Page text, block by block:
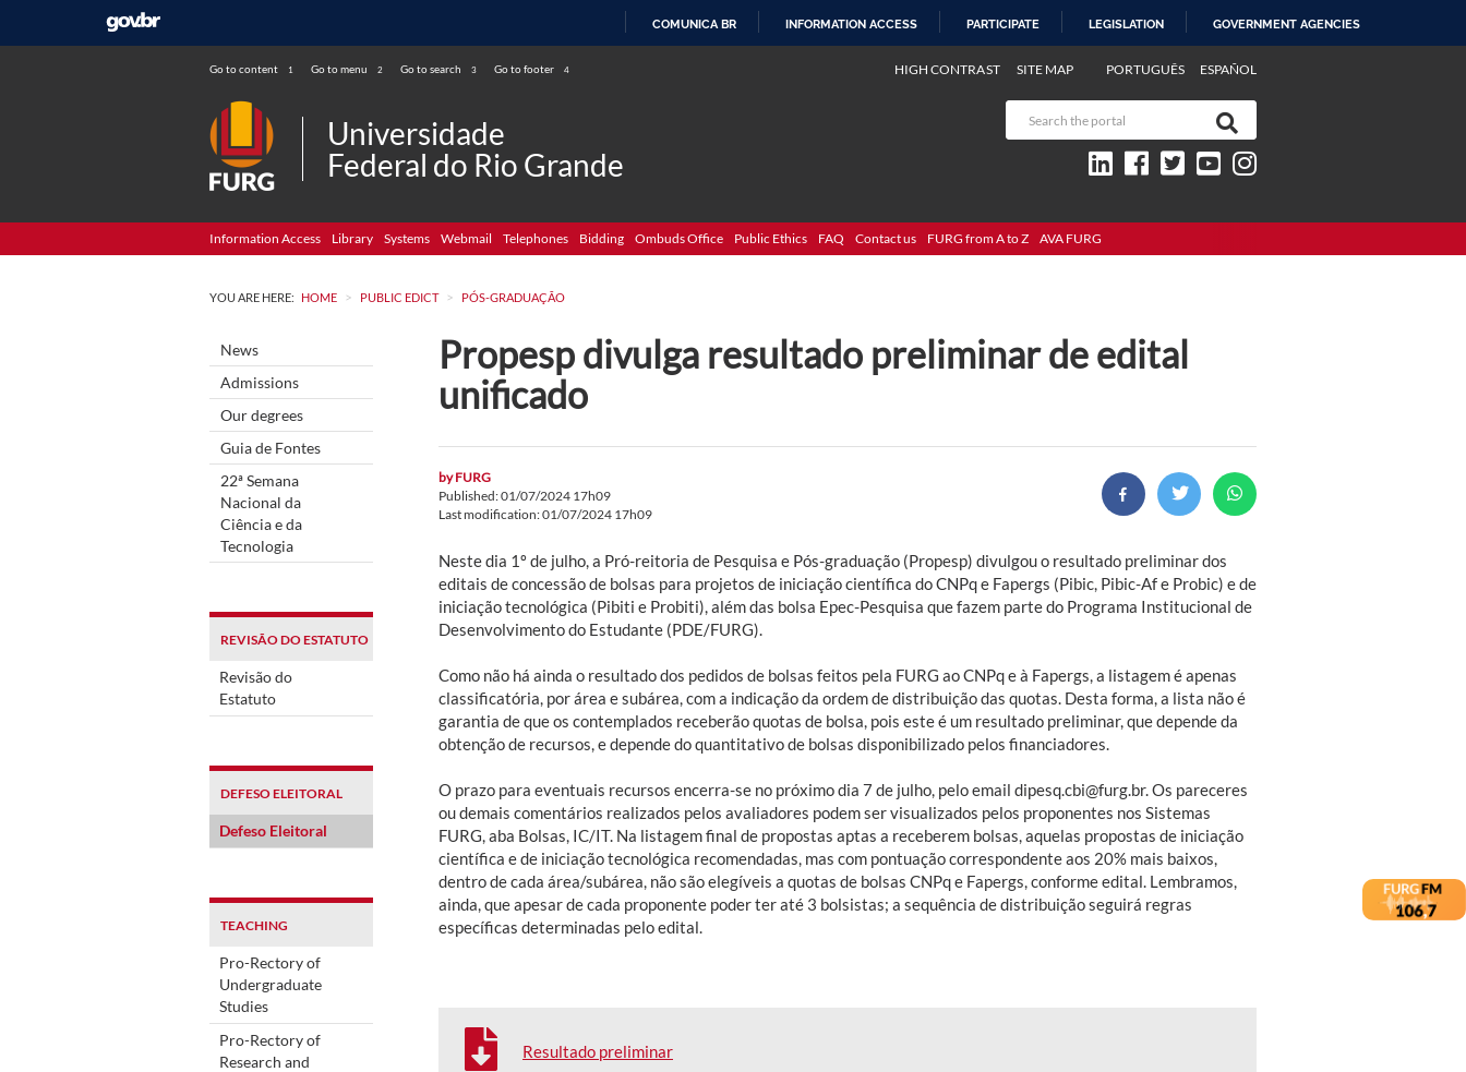
COMUNICA BR INFORMATION ACCESS PARTICIPATE LEGISLATION GOVERNMENT AGENCIES
Go to content 1 Go to menu 2 Go to search 3 Go to footer 4 PORTUGUÊS ESPAÑOL
HIGH CONTRAST SITE MAP
Universidade
Federal do Rio Grande
Information Access Library Systems Webmail Telephones Bidding Ombuds Office Public Ethics FAQ Contact us FURG from A to Z AVA FURG
YOU ARE HERE: HOME > PUBLIC EDICT > PÓS-GRADUAÇÃO
News
Admissions
Our degrees
Guia de Fontes
22ª Semana
Nacional da
Ciência e da
Tecnologia
REVISÃO DO ESTATUTO
Revisão do
Estatuto
DEFESO ELEITORAL
Defeso Eleitoral
TEACHING
Pro-Rectory of
Undergraduate
Studies
Pro-Rectory of
Research and
Propesp divulga resultado preliminar de edital
unificado
byFURG
Published: 01/07/2024 17h09
Last modification: 01/07/2024 17h09
Neste dia 1º de julho, a Pró-reitoria de Pesquisa e Pós-graduação (Propesp) divulgou o resultado preliminar dos
editais de concessão de bolsas para projetos de iniciação científica do CNPq e Fapergs (Pibic, Pibic-Af e Probic) e de
iniciação tecnológica (Pibiti e Probiti), além das bolsa Epec-Pesquisa que fazem parte do Programa Institucional de
Desenvolvimento do Estudante (PDE/FURG).
Como não há ainda o resultado dos pedidos de bolsas feitos pela FURG ao CNPq e à Fapergs, a listagem é apenas
classificatória, por área e subárea, com a indicação da ordem de distribuição das quotas. Desta forma, a lista não é
garantia de que os contemplados receberão quotas de bolsa, pois este é um resultado preliminar, que depende da
obtenção de recursos, e depende do quantitativo de bolsas disponibilizado pelos financiadores.
O prazo para eventuais recursos encerra-se no próximo dia 7 de julho, pelo email dipesq.cbi@furg.br. Os pareceres
ou demais comentários realizados pelos avaliadores podem ser visualizados pelos proponentes nos Sistemas
FURG, aba Bolsas, IC/IT. Na listagem final de propostas aptas a receberem bolsas, aquelas propostas de iniciação
científica e de iniciação tecnológica recomendadas, mas com pontuação correspondente aos 20% mais baixos,
dentro de cada área/subárea, não são elegíveis a quotas de bolsas CNPq e Fapergs, conforme edital. Lembramos,
ainda, que apesar de cada proponente poder ter até 3 bolsistas; a sequência de distribuição seguirá regras
específicas determinadas pelo edital.
Resultado preliminar